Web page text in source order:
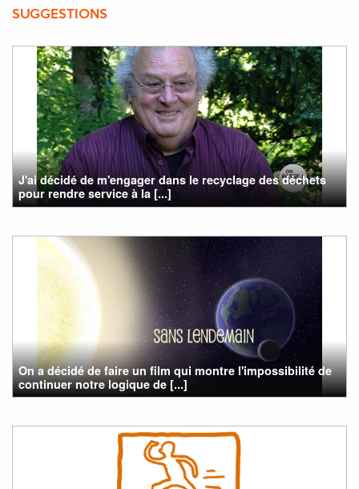
SUGGESTIONS
J'ai décidé de m'engager dans le recyclage des déchets
pour rendre service à la [...]
On a décidé de faire un film qui montre l'impossibilité de
continuer notre logique de [...]